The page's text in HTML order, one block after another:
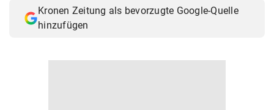
Kronen Zeitung als bevorzugte Google-Quelle
hinzufügen